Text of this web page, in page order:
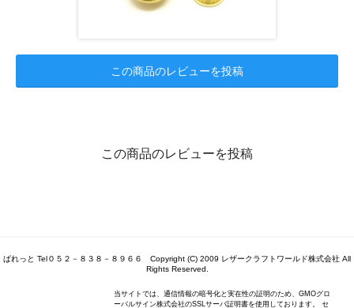
この商品のレビューを投稿
この商品のレビューを投稿
ぱれっと Tel０５２－８３８－８９６６ Copyright (C) 2009 レザークラフトワールド株式会社 All
Rights Reserved.
当サイトでは、通信情報の暗号化と実在性の証明のため、GMOグロ
ーバルサイン株式会社のSSLサーバ証明書を使用しております。 セ